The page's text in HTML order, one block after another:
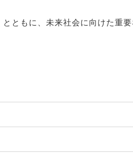
ともに、未来社会に向けた重